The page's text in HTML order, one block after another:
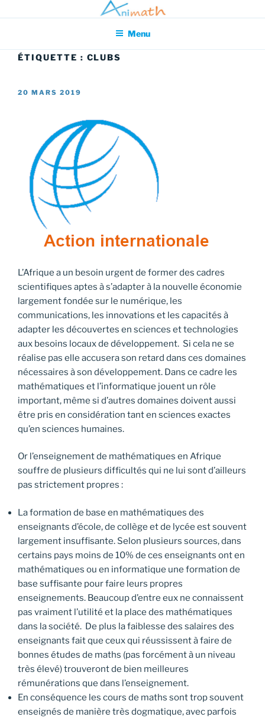
au
principal
Association pour l'Animation en Mathématiques
Menu
ÉTIQUETTE : CLUBS
PUBLIÉ
20 MARS 2019
L’Afrique a un besoin urgent de former des cadres
scientifiques aptes à s’adapter à la nouvelle économie
largement fondée sur le numérique, les
communications, les innovations et les capacités à
adapter les découvertes en sciences et technologies
aux besoins locaux de développement. Si cela ne se
réalise pas elle accusera son retard dans ces domaines
nécessaires à son développement. Dans ce cadre les
mathématiques et l’informatique jouent un rôle
important, même si d’autres domaines doivent aussi
être pris en considération tant en sciences exactes
qu’en sciences humaines.
Or l’enseignement de mathématiques en Afrique
souffre de plusieurs difficultés qui ne lui sont d’ailleurs
pas strictement propres :
La formation de base en mathématiques des
enseignants d’école, de collège et de lycée est souvent
largement insuffisante. Selon plusieurs sources, dans
certains pays moins de 10% de ces enseignants ont en
mathématiques ou en informatique une formation de
base suffisante pour faire leurs propres
enseignements. Beaucoup d’entre eux ne connaissent
pas vraiment l’utilité et la place des mathématiques
dans la société. De plus la faiblesse des salaires des
enseignants fait que ceux qui réussissent à faire de
bonnes études de maths (pas forcément à un niveau
très élevé) trouveront de bien meilleures
rémunérations que dans l’enseignement.
En conséquence les cours de maths sont trop souvent
enseignés de manière très dogmatique, avec parfois